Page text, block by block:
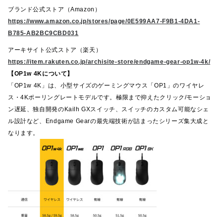
ブランド公式ストア（Amazon）
https://www.amazon.co.jp/stores/page/0E599AA7-F9B1-4DA1-
B785-AB2BC9CBD031
アーキサイト公式ストア（楽天）
https://item.rakuten.co.jp/archisite-store/endgame-gear-op1w-4k/
【OP1w 4Kについて】
「OP1w 4K」は、小型サイズのゲーミングマウス「OP1」のワイヤレ
ス・4Kポーリングレートモデルです。極限まで抑えたクリック/モーショ
ン遅延、独自開発のKailh GXスイッチ、スイッチのカスタム可能なシェ
ル設計など、Endgame Gearの最先端技術が詰まったシリーズ集大成と
なります。